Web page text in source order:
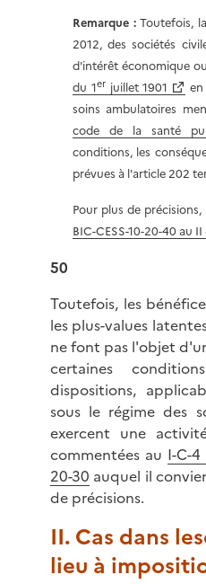
Remarque :Toutefois,
2012, des sociétés
d'intérêt économique
du 1erjuillet 1901
soins ambulatoires
code de la santé
conditions, les
prévues à l'article 202
Pour plus de
BIC-CESS-10-20-40 au
50
Toutefois, les
les plus-values
ne font pas l'objet
certaines
dispositions,
sous le régime des
exercent une
commentées au I-C-4
20-30 auquel il
de précisions.
II. Cas dans
lieu à